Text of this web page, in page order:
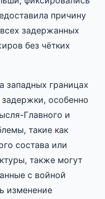
причину
задержанных
без чётких
западных границах
особенно
Главного и
такие как
состава или
также могут
с войной
изменение